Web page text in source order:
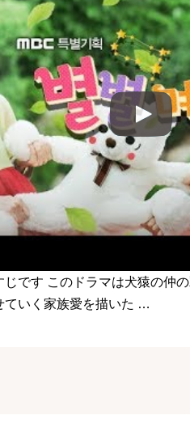
互RSS
「成均館 5話」
일의 왕비)OST – 정기고 (Junggigo) – 그
然の熱愛宣言…「キム秘書がなぜそうか
互RSS
じです このドラマは犬猿の仲
ていく家族愛を描いた …